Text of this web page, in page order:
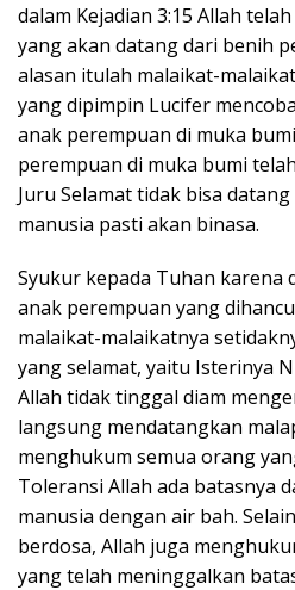
dalam Kejadian 3:15 Allah
yang akan datang dari benih
alasan itulah malaikat-
yang dipimpin Lucifer
anak perempuan di muka
perempuan di muka bumi
Juru Selamat tidak bisa
manusia pasti akan binasa.
Syukur kepada Tuhan karena
anak perempuan yang
malaikat-malaikatnya
yang selamat, yaitu Isterinya
Allah tidak tinggal diam
langsung mendatangkan
menghukum semua orang
Toleransi Allah ada batasnya
manusia dengan air bah.
berdosa, Allah juga
yang telah meninggalkan